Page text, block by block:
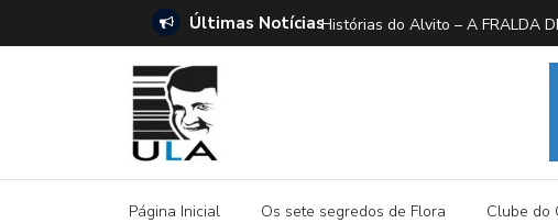
Últimas Notícias
E A DITADURA DIGITAL Histórias do Alvito – EM BUSCA
Página Inicial Os sete segredos de Flora Clube do